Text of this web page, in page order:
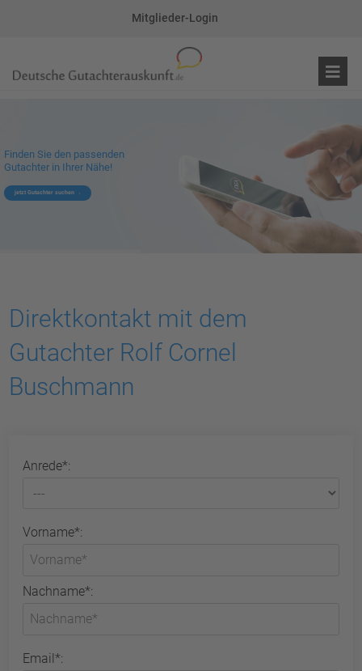
Mitglieder-Login
Finden Sie den passenden
Gutachter in Ihrer Nähe!
jetzt Gutachter suchen
Direktkontakt mit dem
Gutachter Rolf Cornel
Buschmann
Anrede*:
Vorname*:
Nachname*:
Email*: